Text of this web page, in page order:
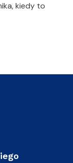
kiedy to